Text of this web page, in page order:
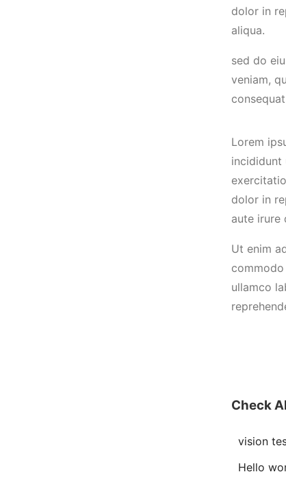
dolor in
aliqua.
sed do
veniam,
Lorem
incididunt
dolor in
aute irure
Ut enim
ullamco
Check
vision
Hello